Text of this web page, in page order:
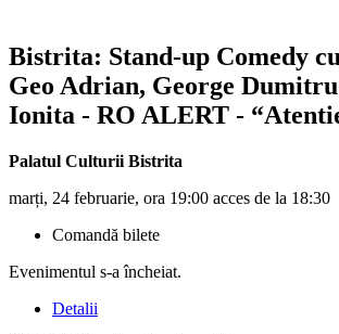
Bistrita: Stand-up Comedy cu
Geo Adrian, George
Ionita - RO ALERT -
Palatul Culturii Bistrita
marți, 24 februarie, ora 19:00 acces de la 18:30
Comandă bilete
Evenimentul s-a încheiat.
Detalii